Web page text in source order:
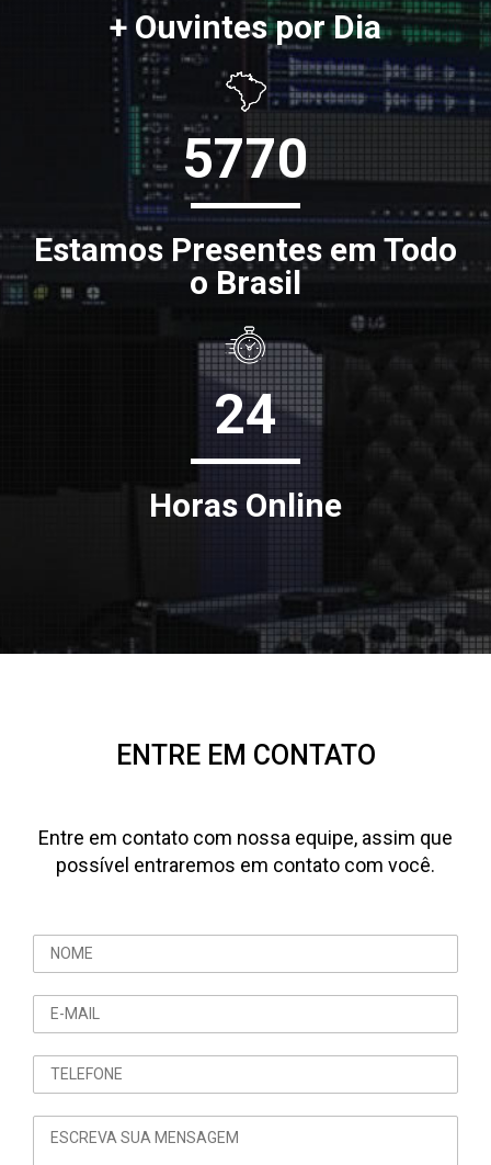
+ Ouvintes por Dia
5770
Estamos Presentes em Todo
o Brasil
24
Horas Online
ENTRE EM CONTATO
Entre em contato com nossa equipe, assim que
possível entraremos em contato com você.